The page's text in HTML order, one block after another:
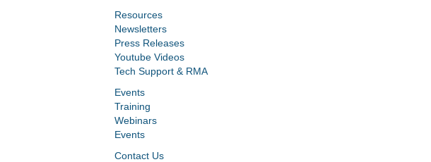
Resources
Newsletters
Press Releases
Youtube Videos
Tech Support & RMA
Events
Training
Webinars
Events
Contact Us